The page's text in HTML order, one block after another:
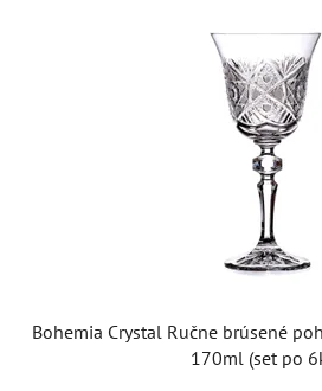
Bohemia Crystal Ručne brúsené
170ml (set po